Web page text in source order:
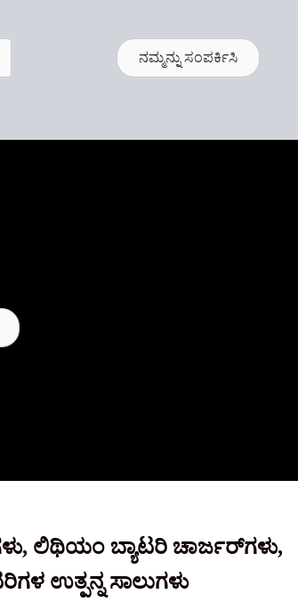
ನಮ್ಮನ್ನು ಸಂಪರ್ಕಿಸಿ
ಲಿಥಿಯಂ ಬ್ಯಾಟರಿ ಚಾರ್ಜರ್‌ಗಳು,
ಉತ್ಪನ್ನ ಸಾಲುಗಳು